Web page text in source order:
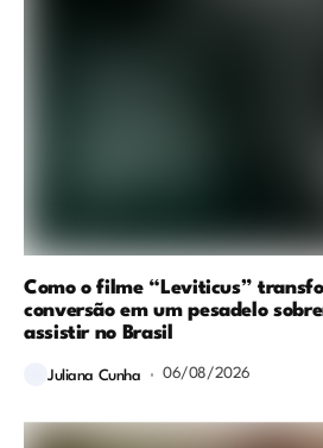
Como o filme “Leviticus”
conversão em um pesadelo
assistir no Brasil
Juliana Cunha 06/08/2026